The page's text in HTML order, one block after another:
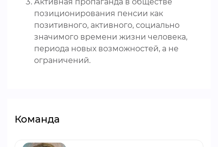
позиционирования пенсии как
позитивного, активного, социально
значимого времени жизни человека,
периода новых возможностей, а не
ограничений.
Команда